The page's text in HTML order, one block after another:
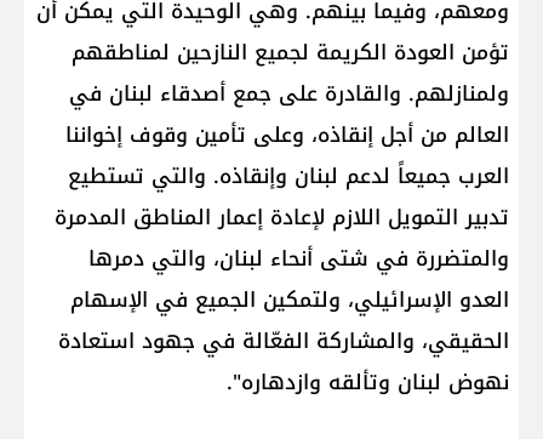
ومعهم، وفيما بينهم. وهي الوحيدة التي يمكن أن
تؤمن العودة الكريمة لجميع النازحين لمناطقهم
ولمنازلهم. والقادرة على جمع أصدقاء لبنان في
العالم من أجل إنقاذه، وعلى تأمين وقوف إخواننا
العرب جميعاً لدعم لبنان وإنقاذه. والتي تستطيع
تدبير التمويل اللازم لإعادة إعمار المناطق المدمرة
والمتضررة في شتى أنحاء لبنان، والتي دمرها
العدو الإسرائيلي، ولتمكين الجميع في الإسهام
الحقيقي، والمشاركة الفعّالة في جهود استعادة
نهوض لبنان وتألقه وازدهاره".